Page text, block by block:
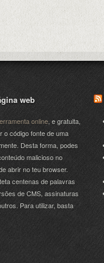
web
online, e gratuita,
o código fonte de uma
Desta forma, podes
malicioso no
abrir no teu browser.
centenas de palavras
de CMS, assinaturas
Para utilizar, basta